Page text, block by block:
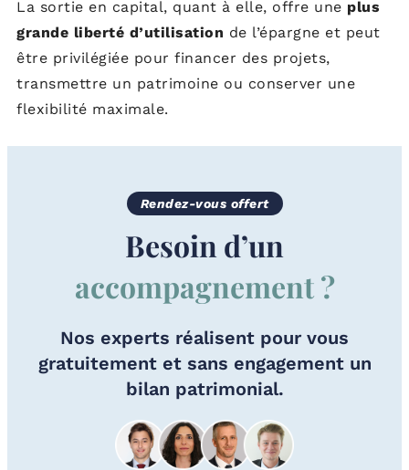
La sortie en capital, quant à elle, offre une plus
grande liberté d’utilisation de l’épargne et peut
être privilégiée pour financer des projets,
transmettre un patrimoine ou conserver une
flexibilité maximale.
Rendez-vous offert
Besoin d’un
accompagnement ?
Nos experts réalisent pour vous
gratuitement et sans engagement un
bilan patrimonial.